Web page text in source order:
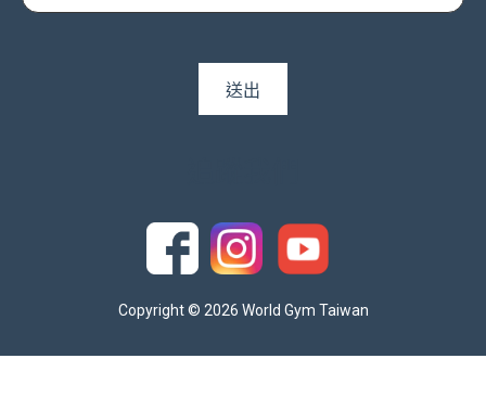
Copyright © 2026 World Gym Taiwan